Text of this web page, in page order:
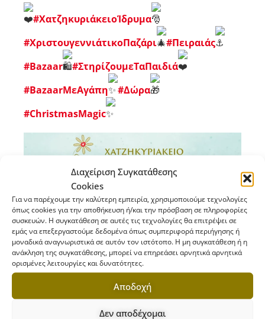
Διαχείριση Συγκατάθεσης
Cookies
Για να παρέχουμε την καλύτερη εμπειρία, χρησιμοποιούμε τεχνολογίες
όπως cookies για την αποθήκευση ή/και την πρόσβαση σε πληροφορίες
συσκευών. Η συγκατάθεση σε αυτές τις τεχνολογίες θα επιτρέψει σε
εμάς να επεξεργαστούμε δεδομένα όπως συμπεριφορά περιήγησης ή
μοναδικά αναγνωριστικά σε αυτόν τον ιστότοπο. Η μη συγκατάθεση ή η
ανάκληση της συγκατάθεσης, μπορεί να επηρεάσει αρνητικά αρνητικά
ορισμένες λειτουργίες και δυνατότητες.
Αποδοχή
Δεν αποδέχομαι
#ΧατζηκυριάκειοΊδρυμα
#ΧριστουγεννιάτικοΠαζάρι
#Πειραιάς
#Bazaar
#ΣτηρίζουμεΤαΠαιδιά
#BazaarΜεΑγάπη
#Δώρα
#ChristmasMagic